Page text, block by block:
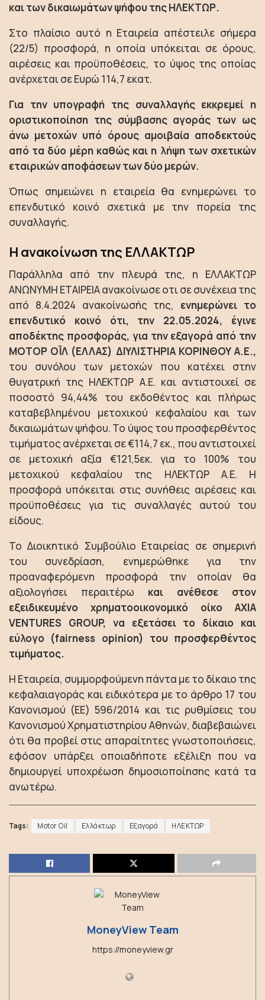
και των δικαιωμάτων ψήφου της ΗΛΕΚΤΩΡ.
Στο πλαίσιο αυτό η Εταιρεία απέστειλε σήμερα
(22/5) προσφορά, η οποία υπόκειται σε όρους,
αιρέσεις και προϋποθέσεις, το ύψος της οποίας
ανέρχεται σε Ευρώ 114,7 εκατ.
Για την υπογραφή της συναλλαγής εκκρεμεί η
οριστικοποίηση της σύμβασης αγοράς των ως
άνω μετοχών υπό όρους αμοιβαία αποδεκτούς
από τα δύο μέρη καθώς και η λήψη των σχετικών
εταιρικών αποφάσεων των δύο μερών.
Όπως σημειώνει η εταιρεία θα ενημερώνει το
επενδυτικό κοινό σχετικά με την πορεία της
συναλλαγής.
Η ανακοίνωση της ΕΛΛΑΚΤΩΡ
Παράλληλα από την πλευρά της, η ΕΛΛΑΚΤΩΡ
ΑΝΩΝΥΜΗ ΕΤΑΙΡΕΙΑ ανακοίνωσε οτι σε συνέχεια της
από 8.4.2024 ανακοίνωσής της, ενημερώνει το
επενδυτικό κοινό ότι, την 22.05.2024, έγινε
αποδέκτης προσφοράς, για την εξαγορά από την
ΜΟΤΟΡ ΟΪΛ (ΕΛΛΑΣ) ΔΙΥΛΙΣΤΗΡΙΑ ΚΟΡΙΝΘΟΥ Α.Ε.,
του συνόλου των μετοχών που κατέχει στην
θυγατρική της ΗΛΕΚΤΩΡ Α.Ε. και αντιστοιχεί σε
ποσοστό 94,44% του εκδοθέντος και πλήρως
καταβεβλημένου μετοχικού κεφαλαίου και των
δικαιωμάτων ψήφου. Το ύψος του προσφερθέντος
τιμήματος ανέρχεται σε €114,7 εκ., που αντιστοιχεί
σε μετοχική αξία €121,5εκ. για το 100% του
μετοχικού κεφαλαίου της ΗΛΕΚΤΩΡ Α.Ε. Η
προσφορά υπόκειται στις συνήθεις αιρέσεις και
προϋποθέσεις για τις συναλλαγές αυτού του
είδους.
To Διοικητικό Συμβούλιο Εταιρείας σε σημερινή
του συνεδρίαση, ενημερώθηκε για την
προαναφερόμενη προσφορά την οποίαν θα
αξιολογήσει περαιτέρω και ανέθεσε στον
εξειδικευμένο χρηματοοικονομικό οίκο AXIA
VENTURES GROUP, να εξετάσει το δίκαιο και
εύλογο (fairness opinion) του προσφερθέντος
τιμήματος.
Η Εταιρεία, συμμορφούμενη πάντα με το δίκαιο της
κεφαλαιαγοράς και ειδικότερα με το άρθρο 17 του
Κανονισμού (ΕΕ) 596/2014 και τις ρυθμίσεις του
Κανονισμού Χρηματιστηρίου Αθηνών, διαβεβαιώνει
ότι θα προβεί στις απαραίτητες γνωστοποιήσεις,
εφόσον υπάρξει οποιαδήποτε εξέλιξη που να
δημιουργεί υποχρέωση δημοσιοποίησης κατά τα
ανωτέρω.
Tags: Motor Oil Ελλάκτωρ Εξαγορά ΗΛΕΚΤΩΡ
MoneyView Team
https://moneyview.gr